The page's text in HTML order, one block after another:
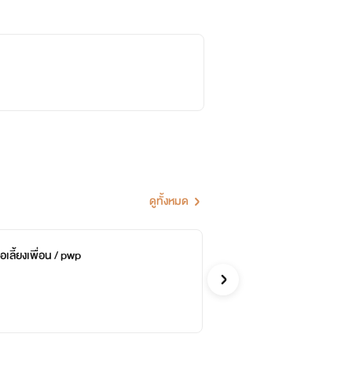
ดูทั้งหมด
ลี้ยงเพื่อน / pwp